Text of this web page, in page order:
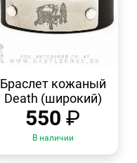
ПРОСМОТР
Браслет кожаный
Death (широкий)
550 ₽
В наличии